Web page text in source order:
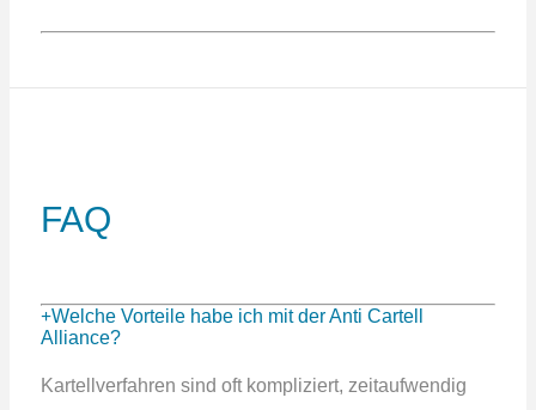
FAQ
Welche Vorteile habe ich mit der Anti Cartell
Alliance?
Kartellverfahren sind oft kompliziert, zeitaufwendig